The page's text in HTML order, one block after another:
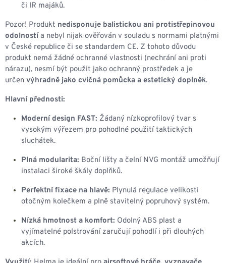
či IR majáků.
Pozor! Produkt nedisponuje balistickou ani protistřepinovou
odolností a nebyl nijak ověřován v souladu s normami platnými
v České republice či se standardem CE. Z tohoto důvodu
produkt nemá žádné ochranné vlastnosti (nechrání ani proti
nárazu), nesmí být použit jako ochranný prostředek a je
určen výhradně jako cvičná pomůcka a estetický doplněk.
Hlavní přednosti:
Moderní design FAST: Žádaný nízkoprofilový tvar s
vysokým výřezem pro pohodlné použití taktických
sluchátek.
Plná modularita: Boční lišty a čelní NVG montáž umožňují
instalaci široké škály doplňků.
Perfektní fixace na hlavě: Plynulá regulace velikosti
otočným kolečkem a plně stavitelný popruhový systém.
Nízká hmotnost a komfort: Odolný ABS plast a
vyjímatelné polstrování zaručují pohodlí i při dlouhých
akcích.